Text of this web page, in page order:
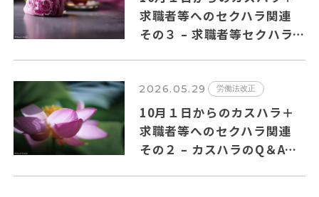
求職者等へのセクハラ関連
その３ – 求職者等セクハラ
2026.05.29 労働法改正
10月１日からのカスハラ＋
求職者等へのセクハラ関連
その２ – カスハラのQ＆Aの